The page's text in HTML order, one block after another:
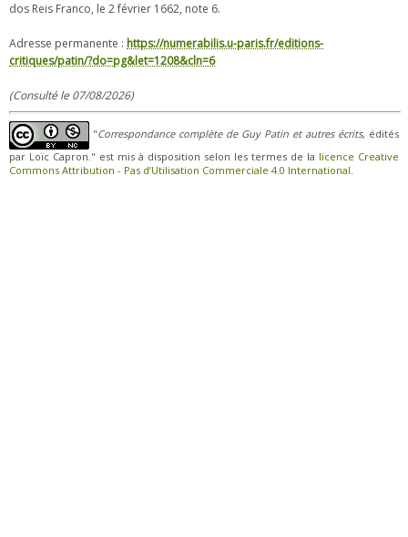
dos Reis Franco, le 2 février 1662, note 6.
Adresse permanente : https://numerabilis.u-paris.fr/editions-
critiques/patin/?do=pg&let=1208&cln=6
(Consulté le 07/08/2026)
"Correspondance complète de Guy Patin et autres écrits, édités
par Loïc Capron." est mis à disposition selon les termes de la licence Creative
Commons Attribution - Pas d’Utilisation Commerciale 4.0 International.